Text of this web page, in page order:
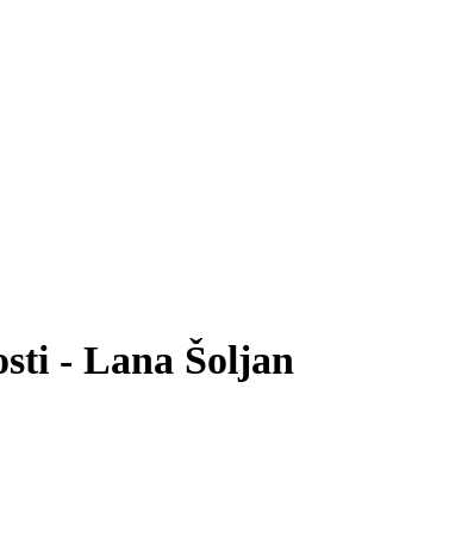
- Lana Šoljan